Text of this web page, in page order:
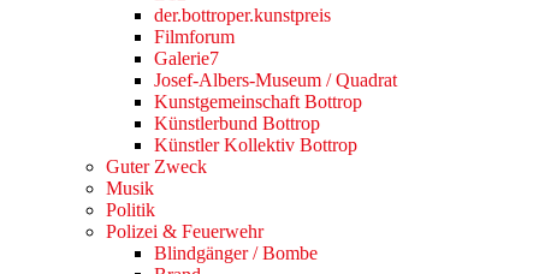
der.bottroper.kunstpreis
Filmforum
Galerie7
Josef-Albers-Museum / Quadrat
Kunstgemeinschaft Bottrop
Künstlerbund Bottrop
Künstler Kollektiv Bottrop
Guter Zweck
Musik
Politik
Polizei & Feuerwehr
Blindgänger / Bombe